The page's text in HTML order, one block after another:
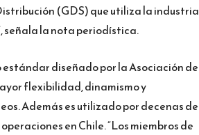
(GDS) que utiliza la industria
señala la nota periodística.
diseñado por la Asociación de
flexibilidad, dinamismo y
Además es utilizado por decenas de
en Chile. “Los miembros de